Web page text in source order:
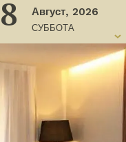
8 Август, 2026
СУББОТА
1 номер для